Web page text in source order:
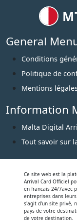
General
Conditions
Politique de
Mentions
Information
Malta Digital
Tout savoir sur
Ce site web est la
Arrival Card Officiel
en francais 24/7avec
entreprises dans
s'agit d'un site privé,
pays de votre
de votre destination.